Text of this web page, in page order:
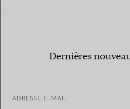
Dernières
ADRESSE E-MAIL